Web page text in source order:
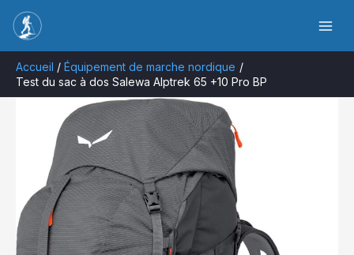
contenu
Accueil
Équipement de marche nordique
Test du sac à dos Salewa Alptrek 65 +10 Pro BP
Rechercher